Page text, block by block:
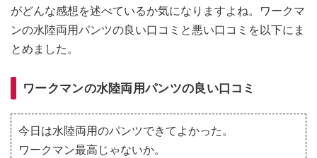
がどんな感想を述べているか気になりますよね。ワークマ
ンの水陸両用パンツの良い口コミと悪い口コミを以下にま
とめました。
ワークマンの水陸両用パンツの良い口コミ
今日は水陸両用のパンツできてよかった。
ワークマン最高じゃないか。